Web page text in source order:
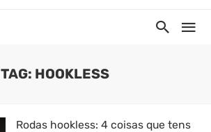
TAG: HOOKLESS
Rodas hookless: 4 coisas que tens